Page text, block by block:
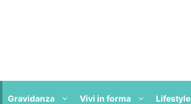
Gravidanza Vivi in forma Lifestyle